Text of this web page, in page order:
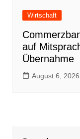
Wirtschaft
auf
Übernahme
August 6, 2026